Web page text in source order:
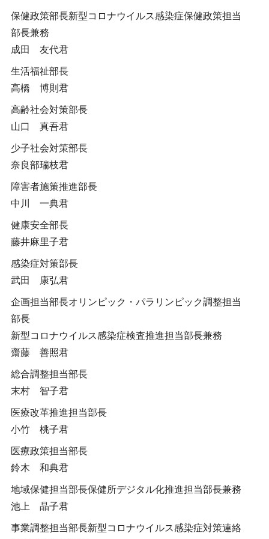
保健政策部長新型コロナウイルス感染症保健政策担当
部長兼務
成田 友代君
生活福祉部長
高橋 博則君
高齢社会対策部長
山口 真吾君
少子社会対策部長
奈良部瑞枝君
障害者施策推進部長
中川 一典君
健康安全部長
藤井麻里子君
感染症対策部長
武田 康弘君
企画担当部長オリンピック・パラリンピック調整担当
部長
新型コロナウイルス感染症検査推進担当部長兼務
齋藤 善照君
総合調整担当部長
末村 智子君
医療改革推進担当部長
小竹 桃子君
医療政策担当部長
鈴木 和典君
地域保健担当部長保健所デジタル化推進担当部長兼務
池上 晶子君
事業調整担当部長新型コロナウイルス感染症対策連絡